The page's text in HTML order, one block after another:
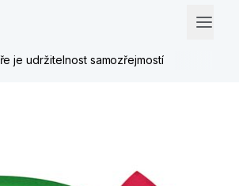
je udržitelnost samozřejmostí